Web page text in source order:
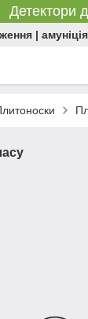
Детектори
|